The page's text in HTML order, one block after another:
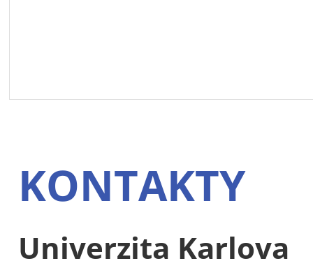
KONTAKTY
Univerzita Karlova